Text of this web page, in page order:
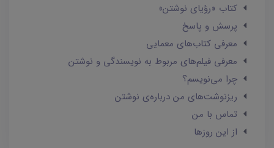
کتاب «رؤیای نوشتن»
پرسش و پاسخ
معرفی کتاب‌های معمایی
معرفی فیلم‌های مربوط به نویسندگی و نوشتن
چرا می‌نویسم؟
ریزنوشت‌های من درباره‌ی نوشتن
تماس با من
از این روزها